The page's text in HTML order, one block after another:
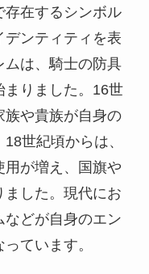
存在するシンボル
デンティティを表
ムは、騎士の防具
まりました。16世
族や貴族が自身の
世紀頃からは、
用が増え、国旗や
した。現代にお
などが自身のエン
ています。